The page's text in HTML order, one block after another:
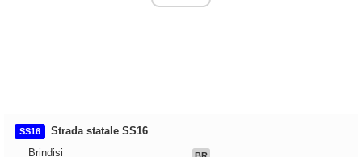
SS16
Strada statale SS16
Brindisi